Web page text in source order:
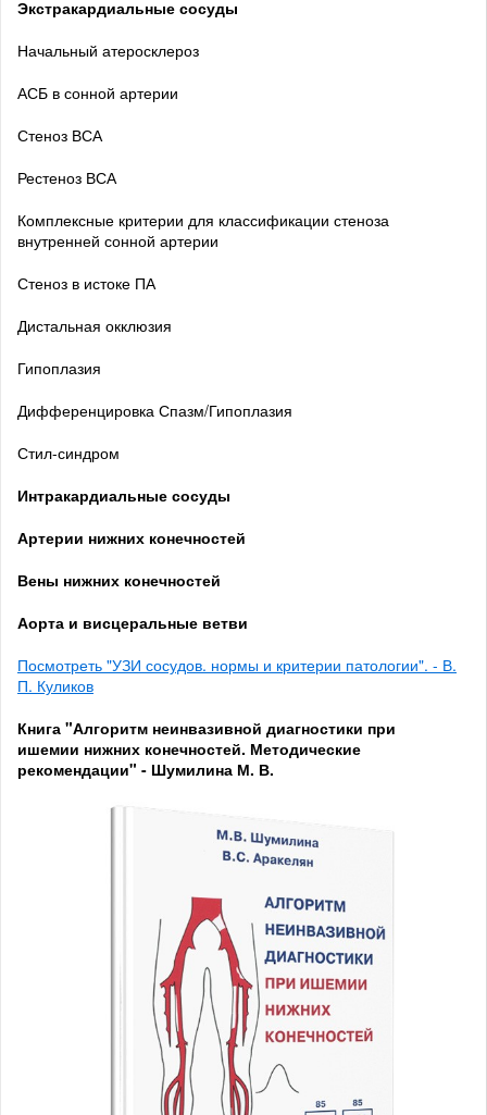
Экстракардиальные сосуды
Начальный атеросклероз
АСБ в сонной артерии
Стеноз ВСА
Рестеноз ВСА
Комплексные критерии для классификации стеноза
внутренней сонной артерии
Стеноз в истоке ПА
Дистальная окклюзия
Гипоплазия
Дифференцировка Спазм/Гипоплазия
Стил-синдром
Интракардиальные сосуды
Артерии нижних конечностей
Вены нижних конечностей
Аорта и висцеральные ветви
Посмотреть "УЗИ сосудов. нормы и критерии патологии". - В.
П. Куликов
Книга "Алгоритм неинвазивной диагностики при
ишемии нижних конечностей. Методические
рекомендации" - Шумилина М. В.